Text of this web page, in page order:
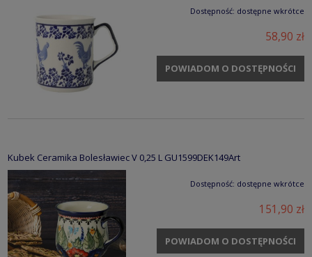
Dostępność: dostępne wkrótce
58,90 zł
POWIADOM O DOSTĘPNOŚCI
Kubek Ceramika Bolesławiec V 0,25 L GU1599DEK149Art
Dostępność: dostępne wkrótce
151,90 zł
POWIADOM O DOSTĘPNOŚCI